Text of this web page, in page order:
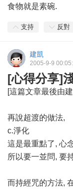
食物就是素碗.
支持 反對
建凱
2005-9-9
[心得分享]
[這篇文章最後由
再說超渡的做法,
c.淨化
這是最重點了, 心
所以要一並問, 要
而持經咒的方法,